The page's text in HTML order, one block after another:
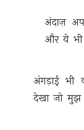
अंदाज़
और ये भी
अंगड़ाई भी
देखा जो मुझ